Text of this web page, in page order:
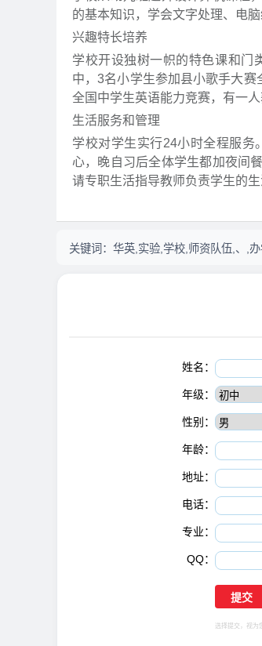
的基本知识，学会文字处理、电
兴趣特长培养
学校开设独树一帜的特色课和门
中，3名小学生参加县小歌手大
全国中学生英语能力竞赛，有一人
生活服务和管理
学校对学生实行24小时全程服务
心，晚自习后全体学生都加夜间
请专职生活指导教师负责学生的
关键词： 华英,实验,学校,师资队伍,、,办
姓名：
年级：
性别：
年龄：
地址：
电话：
专业：
QQ：
选择提交，视为